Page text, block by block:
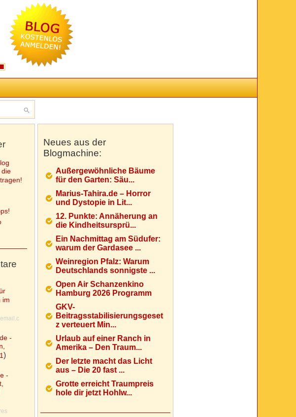
Neues aus der
Blogmachine:
Außergewöhnliche Bäume
für den Garten: Säu...
Marius-Tahira.de – Horror
und Dystopie in Lit...
12. Punkte: Annäherung an
die Kindheitsursprü...
Ein Nachmittag am Südufer:
warum der Gardasee ...
Weinregion Pfalz: Warum
Deutschlands sonnigste ...
Open Air Schanzenkino
Hamburg 2026 Programm
GKV-
Beitragsstabilisierungsgeset
z verteuert Min...
Urlaub auf einer Ranch in
Amerika – Den Traum...
Der letzte macht das Licht
aus – Die 20 fast ...
Grotte erreicht Traumpreis
hole dir jetzt Hohlw...
im
-
)
-